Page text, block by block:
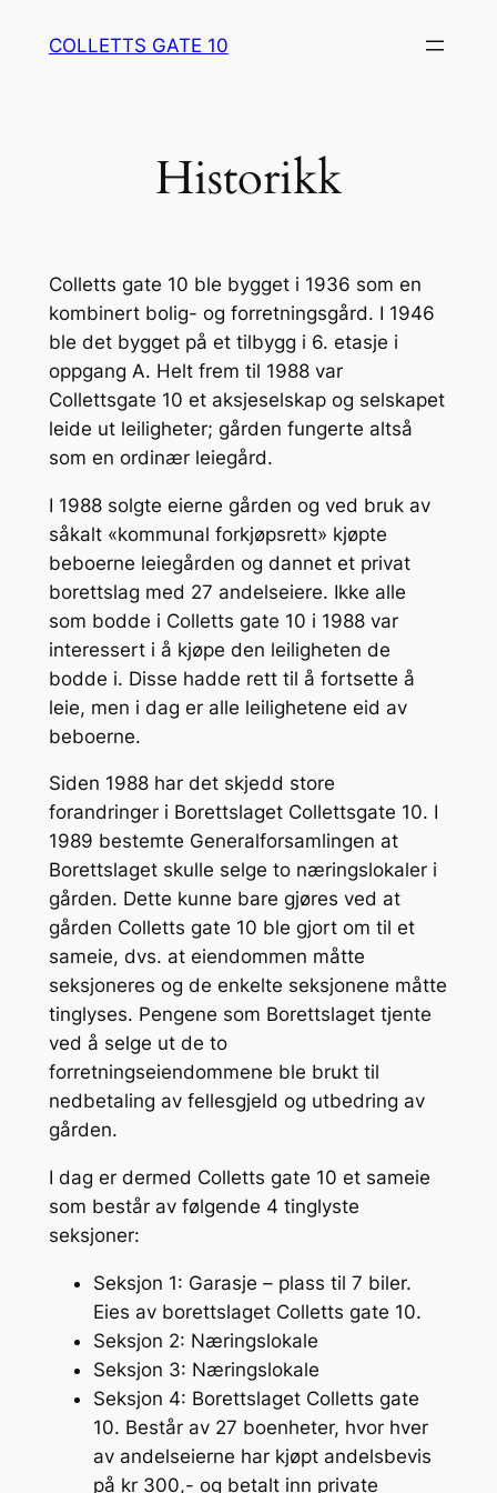
COLLETTS GATE 10
Historikk
Colletts gate 10 ble bygget i 1936 som en
kombinert bolig- og forretningsgård. I 1946
ble det bygget på et tilbygg i 6. etasje i
oppgang A. Helt frem til 1988 var
Collettsgate 10 et aksjeselskap og selskapet
leide ut leiligheter; gården fungerte altså
som en ordinær leiegård.
I 1988 solgte eierne gården og ved bruk av
såkalt «kommunal forkjøpsrett» kjøpte
beboerne leiegården og dannet et privat
borettslag med 27 andelseiere. Ikke alle
som bodde i Colletts gate 10 i 1988 var
interessert i å kjøpe den leiligheten de
bodde i. Disse hadde rett til å fortsette å
leie, men i dag er alle leilighetene eid av
beboerne.
Siden 1988 har det skjedd store
forandringer i Borettslaget Collettsgate 10. I
1989 bestemte Generalforsamlingen at
Borettslaget skulle selge to næringslokaler i
gården. Dette kunne bare gjøres ved at
gården Colletts gate 10 ble gjort om til et
sameie, dvs. at eiendommen måtte
seksjoneres og de enkelte seksjonene måtte
tinglyses. Pengene som Borettslaget tjente
ved å selge ut de to
forretningseiendommene ble brukt til
nedbetaling av fellesgjeld og utbedring av
gården.
I dag er dermed Colletts gate 10 et sameie
som består av følgende 4 tinglyste
seksjoner:
Seksjon 1: Garasje – plass til 7 biler.
Eies av borettslaget Colletts gate 10.
Seksjon 2: Næringslokale
Seksjon 3: Næringslokale
Seksjon 4: Borettslaget Colletts gate
10. Består av 27 boenheter, hvor hver
av andelseierne har kjøpt andelsbevis
på kr 300,- og betalt inn private